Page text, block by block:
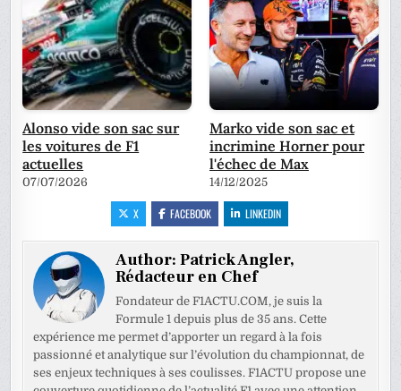
Alonso vide son sac sur
les voitures de F1
actuelles
07/07/2026
Marko vide son sac et
incrimine Horner pour
l'échec de Max
14/12/2025
X FACEBOOK LINKEDIN
Author:Patrick Angler,
Rédacteur en Chef
Fondateur de F1ACTU.COM, je suis la
Formule 1 depuis plus de 35 ans. Cette
expérience me permet d’apporter un regard à la fois
passionné et analytique sur l’évolution du championnat, de
ses enjeux techniques à ses coulisses. F1ACTU propose une